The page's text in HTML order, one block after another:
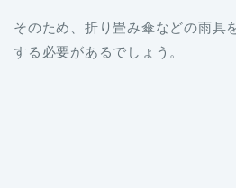
そのため、折り畳み傘などの雨具
する必要があるでしょう。